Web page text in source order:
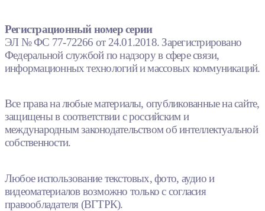
Регистрационный номер серии
ЭЛ № ФС 77-72266 от 24.01.2018. Зарегистрировано
Федеральной службой по надзору в сфере связи,
информационных технологий и массовых коммуникаций.
Все права на любые материалы, опубликованные на сайте,
защищены в соответствии с российским и
международным законодательством об интеллектуальной
собственности.
Любое использование текстовых, фото, аудио и
видеоматериалов возможно только с согласия
правообладателя (ВГТРК).